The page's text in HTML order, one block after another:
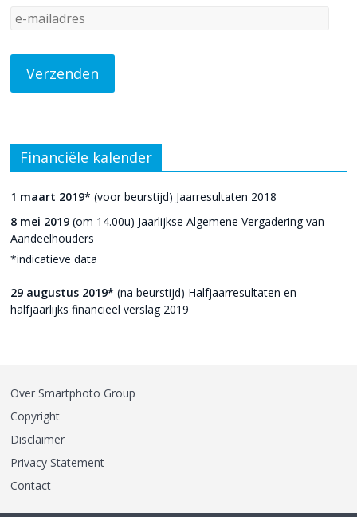
Financiële kalender
1 maart 2019* (voor beurstijd) Jaarresultaten 2018
8 mei 2019 (om 14.00u) Jaarlijkse Algemene Vergadering van
Aandeelhouders
*indicatieve data
29 augustus 2019* (na beurstijd) Halfjaarresultaten en
halfjaarlijks financieel verslag 2019
Over Smartphoto Group
Copyright
Disclaimer
Privacy Statement
Contact